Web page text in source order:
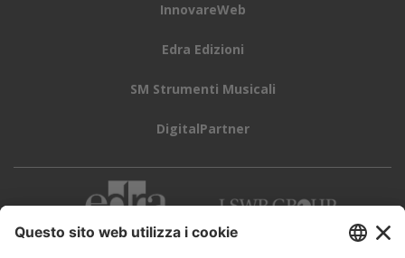
InnovareWeb
Edra Edizioni
SM Strumenti Musicali
DigitalPartner